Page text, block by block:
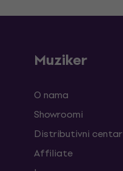
Muziker
O nama
Showroomi
Distributivni centar
Affiliate